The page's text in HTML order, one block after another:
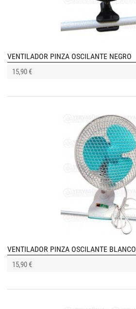
VENTILADOR PINZA OSCILANTE NEGRO
15,90 €
VENTILADOR PINZA OSCILANTE BLANCO
15,90 €